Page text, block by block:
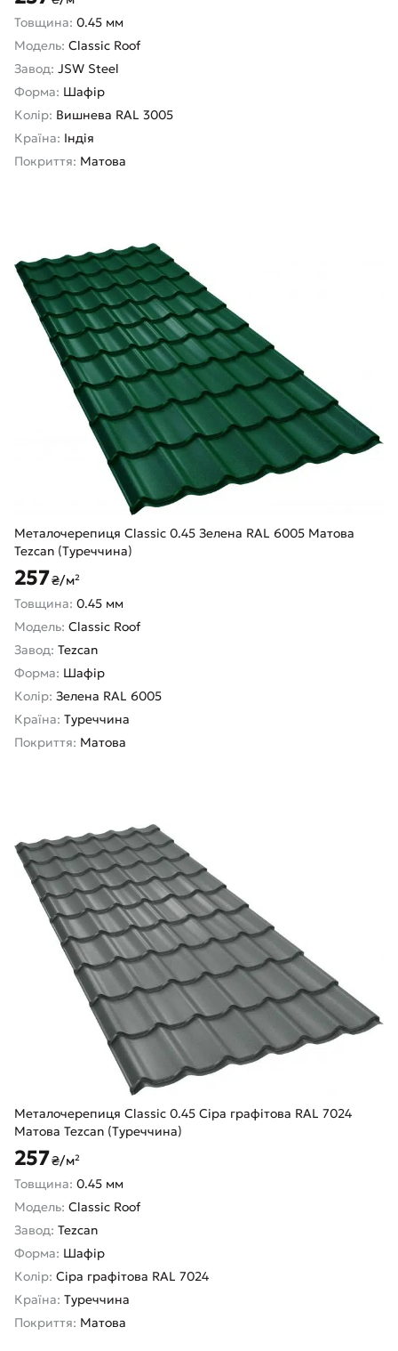
Товщина: 0.45 мм
Модель: Classic Roof
Завод: JSW Steel
Форма: Шафір
Колір: Вишнева RAL 3005
Країна: Індія
Покриття: Матова
Металочерепиця Classic 0.45 Зелена RAL 6005 Матова
Tezcan (Туреччина)
257₴/м²
Товщина: 0.45 мм
Модель: Classic Roof
Завод: Tezcan
Форма: Шафір
Колір: Зелена RAL 6005
Країна: Туреччина
Покриття: Матова
Металочерепиця Classic 0.45 Сіра графітова RAL 7024
Матова Tezcan (Туреччина)
257₴/м²
Товщина: 0.45 мм
Модель: Classic Roof
Завод: Tezcan
Форма: Шафір
Колір: Сіра графітова RAL 7024
Країна: Туреччина
Покриття: Матова